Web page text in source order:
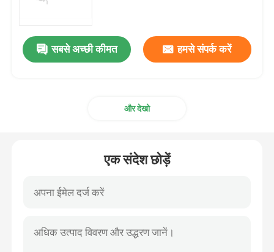
आणविक निदान
फ्लोरोसेंट रंग
सबसे अच्छी कीमत हमसे संपर्क करें
और देखो
एक संदेश छोड़ें